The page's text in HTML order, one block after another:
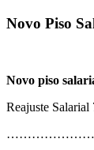
Novo Piso
Novo piso
Reajuste Salarial